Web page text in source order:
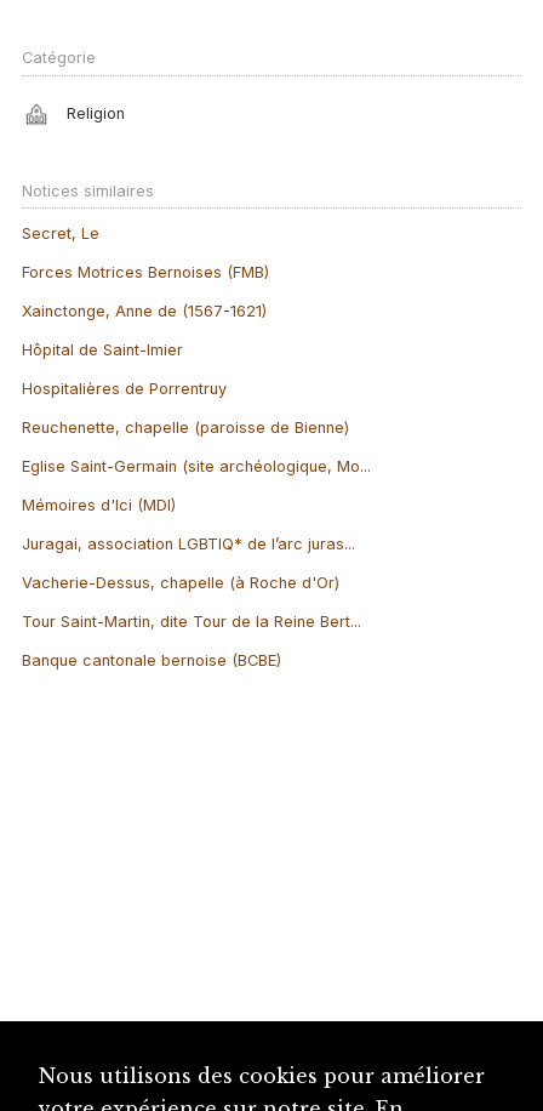
Catégorie
Religion
Notices similaires
Secret, Le
Forces Motrices Bernoises (FMB)
Xainctonge, Anne de (1567-1621)
Hôpital de Saint-Imier
Hospitalières de Porrentruy
Reuchenette, chapelle (paroisse de Bienne)
Eglise Saint-Germain (site archéologique, Mo...
Mémoires d'Ici (MDI)
Juragai, association LGBTIQ* de l’arc juras...
Vacherie-Dessus, chapelle (à Roche d'Or)
Tour Saint-Martin, dite Tour de la Reine Bert...
Banque cantonale bernoise (BCBE)
Nous utilisons des cookies pour améliorer